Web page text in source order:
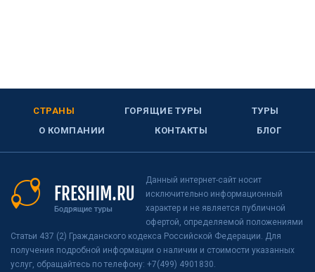
СТРАНЫ ГОРЯЩИЕ ТУРЫ
ТУРЫ
О КОМПАНИИ
КОНТАКТЫ БЛОГ
Данный интернет-сайт носит
исключительно информационный
характер и не является публичной
офертой, определяемой положениями
Статьи 437 (2) Гражданского кодекса Российской Федерации. Для
получения подробной информации о наличии и стоимости указанных
услуг, обращайтесь по телефону: +7(499) 4901830.